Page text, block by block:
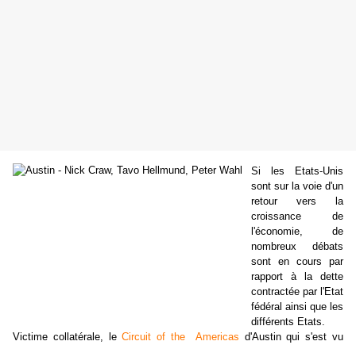
Si les Etats-Unis
sont sur la voie d'un
retour vers la
croissance de
l'économie, de
nombreux débats
sont en cours par
rapport à la dette
contractée par l'Etat
fédéral ainsi que les
différents Etats.
Victime collatérale, leCircuit of the Americas d'Austin qui s'est vu